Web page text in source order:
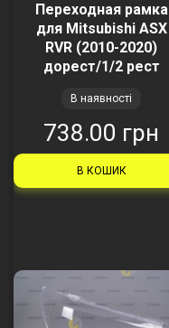
Переходная рамка
для Mitsubishi ASX
RVR (2010-2020)
дорест/1/2 рест
В наявності
738.00 грн
В КОШИК